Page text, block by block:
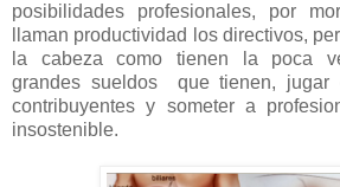
posibilidades profesionales, por
llaman productividad los directivos,
la cabeza como tienen la poca
grandes sueldos que tienen,
contribuyentes y someter a
insostenible.